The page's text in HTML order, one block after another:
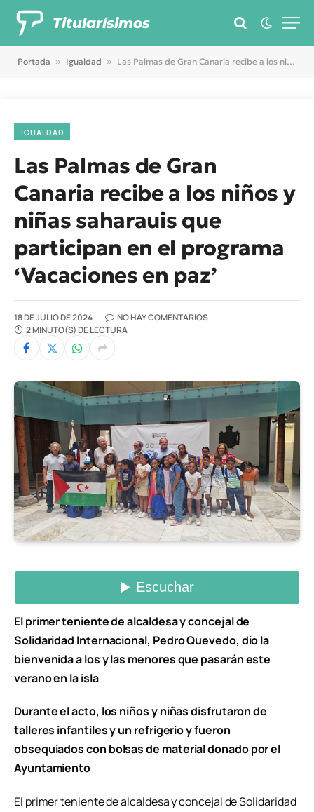
Titularísimos
Portada » Igualdad » Las Palmas de Gran Canaria recibe a los niños y niñas saharauis que participan en el programa ‘Vacaciones en paz’
IGUALDAD
Las Palmas de Gran
Canaria recibe a los niños y
niñas saharauis que
participan en el programa
‘Vacaciones en paz’
18 DE JULIO DE 2024
NO HAY COMENTARIOS
2 MINUTO(S) DE LECTURA
El primer teniente de alcaldesa y concejal de
Solidaridad Internacional, Pedro Quevedo, dio la
bienvenida a los y las menores que pasarán este
verano en la isla
Durante el acto, los niños y niñas disfrutaron de
talleres infantiles y un refrigerio y fueron
obsequiados con bolsas de material donado por el
Ayuntamiento
El primer teniente de alcaldesa y concejal de Solidaridad